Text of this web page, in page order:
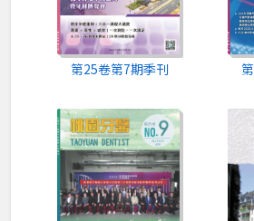
第25卷第7期季刊